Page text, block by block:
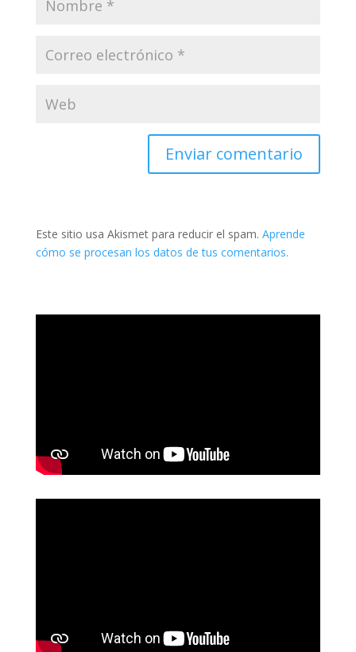
Este sitio usa Akismet para reducir el spam. Aprende
cómo se procesan los datos de tus comentarios.